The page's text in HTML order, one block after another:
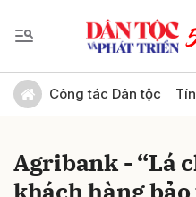
Công tác Dân tộc
Agribank - “Lá
khách hàng
Gửi bình luận